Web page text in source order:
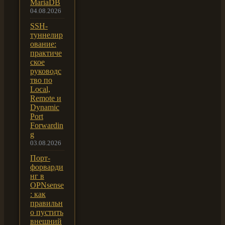
MariaDB
04.08.2026
SSH-
туннелир
ование:
практиче
ское
руководс
тво по
Local,
Remote и
Dynamic
Port
Forwardin
g
03.08.2026
Порт-
форварди
нг в
OPNsense
: как
правильн
о пустить
внешний